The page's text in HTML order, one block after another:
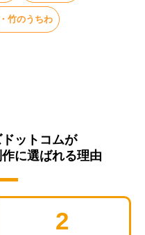
竹のうちわ
ットコムが
に選ばれる理由
2